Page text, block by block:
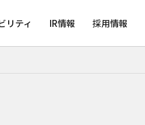
リティ IR情報 採用情報